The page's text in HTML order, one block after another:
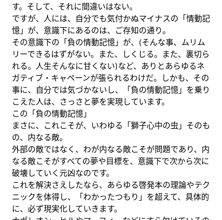
す。そして、それに間違いはない。
ですが、人には、自分でも気付かぬマイナスの「情動記
憶」が、意識下にあるのは、ご存知の通り。
その意識下の「負の情動記憶」が、(そんな事、ムリム
リーできるはずがない。また、しくじる。また、裏切ら
れる。人生そんなに甘くない)など、ありとあらゆるネ
ガティブ・キャペーンが張られるわけだ。しかも、その
事に、自分では気づかないし、「負の情動記憶」を乗り
こえた人は、さっさと夢を実現しています。
この「負の情動記憶」
まさに、これこそが、いわゆる「獅子心中の虫」そのも
の、内なる敵。
外部の敵ではなく、わが内なる敵こそが問題であり、内
なる敵こそがすべての夢や目標を、意識下で次から次に
破壊していく元凶なのです。
これを解決さえしたなら、あらゆる啓発本の理論やテク
ニックを体得し、「わかったつもり」を超えて、具体的
に、必ず現実化していきます。